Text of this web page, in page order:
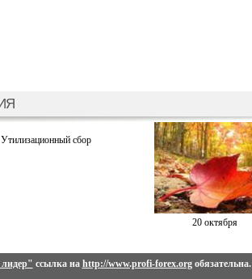
Утилизационный сбор
20 октября
ссылка на http://www.profi-forex.orgобязательна.